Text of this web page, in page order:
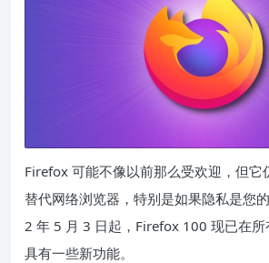
Firefox 可能不像以前那么受欢迎，但它
替代网络浏览器，特别是如果隐私是您
2 年 5 月 3 日起，Firefox 100 现已在
具有一些新功能。